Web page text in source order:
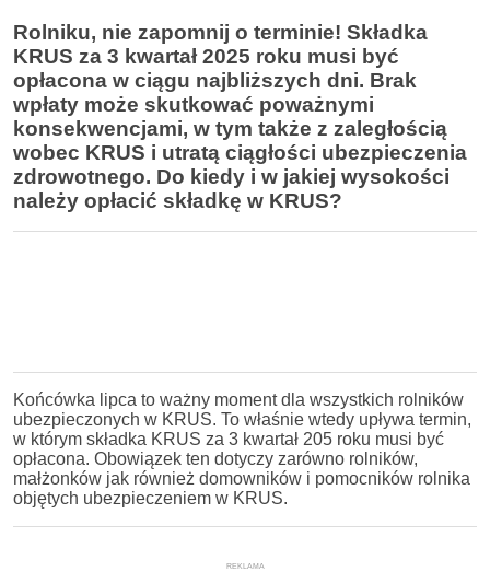
Rolniku, nie zapomnij o terminie! Składka
KRUS za 3 kwartał 2025 roku musi być
opłacona w ciągu najbliższych dni. Brak
wpłaty może skutkować poważnymi
konsekwencjami, w tym także z zaległością
wobec KRUS i utratą ciągłości ubezpieczenia
zdrowotnego. Do kiedy i w jakiej wysokości
należy opłacić składkę w KRUS?
Końcówka lipca to ważny moment dla wszystkich rolników
ubezpieczonych w KRUS. To właśnie wtedy upływa termin,
w którym składka KRUS za 3 kwartał 205 roku musi być
opłacona. Obowiązek ten dotyczy zarówno rolników,
małżonków jak również domowników i pomocników rolnika
objętych ubezpieczeniem w KRUS.
REKLAMA